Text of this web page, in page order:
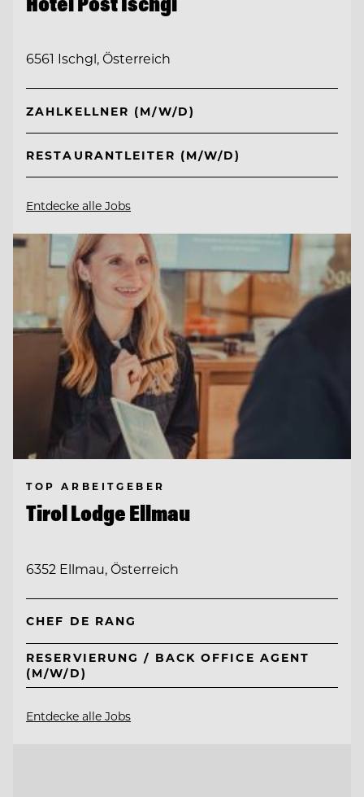
6561 Ischgl, Österreich
ZAHLKELLNER (M/W/D)
RESTAURANTLEITER (M/W/D)
Entdecke alle Jobs
TOP ARBEITGEBER
Tirol Lodge Ellmau
6352 Ellmau, Österreich
CHEF DE RANG
RESERVIERUNG / BACK OFFICE AGENT
(M/W/D)
Entdecke alle Jobs